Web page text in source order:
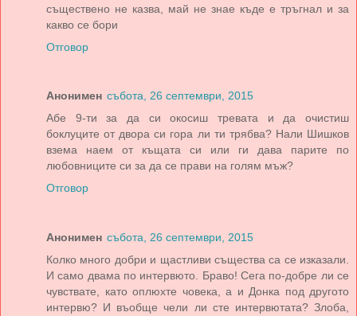
съществено не казва, май не знае къде е тръгнал и за
какво се бори
Отговор
Анонимен събота, 26 септември, 2015
Абе 9-ти за да си окосиш тревата и да очистиш
боклуците от двора си гора ли ти трябва? Нали Шишков
взема наем от къщата си или ги дава парите по
любовниците си за да се прави на голям мъж?
Отговор
Анонимен събота, 26 септември, 2015
Колко много добри и щастливи същества са се изказали.
И само двама по интервюто. Браво! Сега по-добре ли се
чувствате, като оплюхте човека, а и Донка под другото
интервю? И въобще чели ли сте интервютата? Злоба,